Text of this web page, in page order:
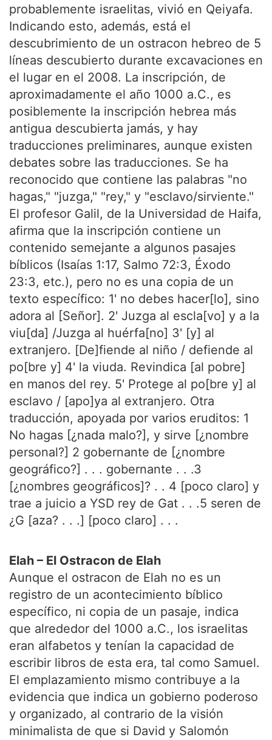
probablemente israelitas, vivió en Qeiyafa.
Indicando esto, además, está el
descubrimiento de un ostracon hebreo de 5
líneas descubierto durante excavaciones en
el lugar en el 2008. La inscripción, de
aproximadamente el año 1000 a.C., es
posiblemente la inscripción hebrea más
antigua descubierta jamás, y hay
traducciones preliminares, aunque existen
debates sobre las traducciones. Se ha
reconocido que contiene las palabras "no
hagas," "juzga," "rey," y "esclavo/sirviente."
El profesor Galil, de la Universidad de Haifa,
afirma que la inscripción contiene un
contenido semejante a algunos pasajes
bíblicos (Isaías 1:17, Salmo 72:3, Éxodo
23:3, etc.), pero no es una copia de un
texto específico: 1' no debes hacer[lo], sino
adora al [Señor]. 2' Juzga al escla[vo] y a la
viu[da] /Juzga al huérfa[no] 3' [y] al
extranjero. [De]fiende al niño / defiende al
po[bre y] 4' la viuda. Revindica [al pobre]
en manos del rey. 5' Protege al po[bre y] al
esclavo / [apo]ya al extranjero. Otra
traducción, apoyada por varios eruditos: 1
No hagas [¿nada malo?], y sirve [¿nombre
personal?] 2 gobernante de [¿nombre
geográfico?] . . . gobernante . . .3
[¿nombres geográficos]? . . 4 [poco claro] y
trae a juicio a YSD rey de Gat . . .5 seren de
¿G [aza? . . .] [poco claro] . . .
Elah – El Ostracon de Elah
Aunque el ostracon de Elah no es un
registro de un acontecimiento bíblico
específico, ni copia de un pasaje, indica
que alrededor del 1000 a.C., los israelitas
eran alfabetos y tenían la capacidad de
escribir libros de esta era, tal como Samuel.
El emplazamiento mismo contribuye a la
evidencia que indica un gobierno poderoso
y organizado, al contrario de la visión
minimalista de que si David y Salomón